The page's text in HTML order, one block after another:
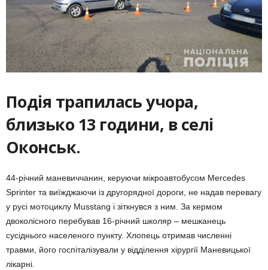
Подія трапилась учора,
близько 13 години, в селі
Оконськ.
44-річний маневиччанин, керуючи мікроавтобусом Mercedes
Sprinter та виїжджаючи із другорядної дороги, не надав перевагу
у русі мотоциклу Musstang і зіткнувся з ним. За кермом
двоколісного перебував 16-річний школяр – мешканець
сусіднього населеного пункту. Хлопець отримав численні
травми, його госпіталізували у відділення хірургії Маневицької
лікарні.